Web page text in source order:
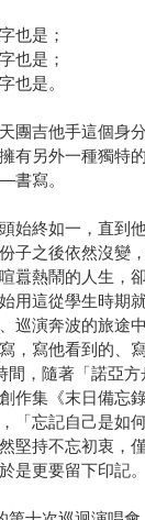
也是；
也是；
也是。
團吉他手這個身
有另外一種獨特
書寫。
始終如一，直到
子之後依然沒變
囂熱鬧的人生，
用這從學生時期
巡演奔波的旅途
，寫他看到的、
間，隨著「諾亞
作集《末日備忘
「忘記自己是如
堅持不忘初衷，
是更要留下印記。